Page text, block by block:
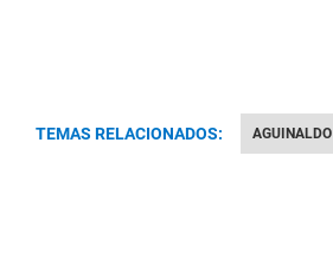
TEMAS RELACIONADOS: AGUINALDO